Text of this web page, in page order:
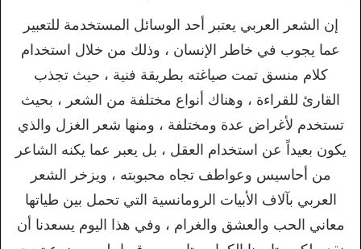
إن الشعر العربي يعتبر أحد الوسائل المستخدمة للتعبير
عما يجوب في خاطر الإنسان ، وذلك من خلال استخدام
كلام منسق تمت صياغته بطريقة فنية ، حيث تجذب
القارئ للقراءة ، وهناك أنواع مختلفة من الشعر ، بحيث
تستخدم لأغراض عدة ومختلفة ، ومنها شعر الغزل والذي
يكون بعيداً عن استخدام العقل ، بل يعبر عما يكنه الشاعر
من أحاسيس وعواطف تجاه محبوبته ، ويزخر الشعر
العربي بآلاف الأبيات الرومانسية التي تحمل بين طياتها
معاني الحب والعشق والغرام ، وفي هذا اليوم يسعدنا أن